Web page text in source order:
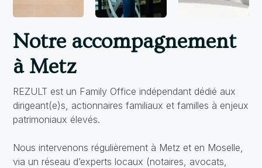
Notre accompagnement
à Metz
REZULT est un Family Office indépendant dédié aux
dirigeant(e)s, actionnaires familiaux et familles à enjeux
patrimoniaux élevés.
Nous intervenons régulièrement à Metz et en Moselle,
via un réseau d’experts locaux (notaires, avocats,